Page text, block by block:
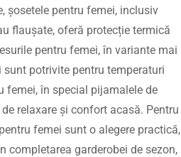
șosetele pentru femei, inclusiv
flaușate, oferă protecție termică
pentru femei, în variante mai
potrivite pentru temperaturi
femei, în special pijamalele de
relaxare și confort acasă. Pentru
femei sunt o alegere practică,
completarea garderobei de sezon,